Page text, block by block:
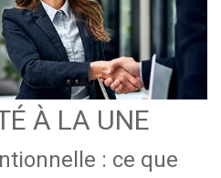
À LA UNE
: ce que